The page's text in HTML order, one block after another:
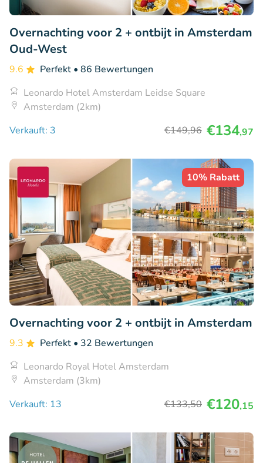
Overnachting voor 2 + ontbijt in Amsterdam
Oud-West
9.6 Perfekt • 86 Bewertungen
Leonardo Hotel Amsterdam Leidse Square
Amsterdam (2km)
Verkauft: 3
€149,96 €134,97
10% Rabatt
Overnachting voor 2 + ontbijt in Amsterdam
9.3 Perfekt • 32 Bewertungen
Leonardo Royal Hotel Amsterdam
Amsterdam (3km)
Verkauft: 13
€133,50 €120,15